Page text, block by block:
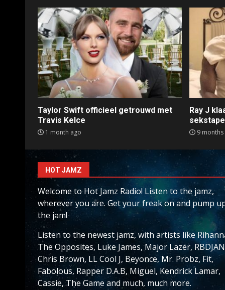
Taylor Swift officieel getrouwd met
Travis Kelce
1 month ago
Ray J
sekstape
9 months
HOT JAMZ
Welcome to Hot Jamz Radio! Listen to the jamz,
wherever you are. Get your freak on and pump
the jam!
Listen to the newest jamz, with artists like
The Opposites, Luke James, Major Lazer,
Chris Brown, LL Cool J, Beyonce, Mr. Probz, Fit,
Fabolous, Rapper D.A.B, Miguel, Kendrick Lamar,
Cassie, The Game and much, much more.